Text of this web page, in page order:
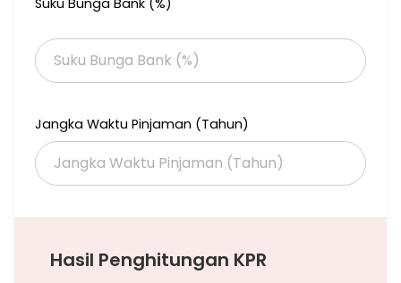
mewah custom model votti sliding door,
7. Ruang tamu sudah ada sofabed + sudah dekor wallpanel
pvc, ada side table, tv table jg tinggal bw tv sendiri.
LyjieM2 RA
Suku Bunga Bank (%)
Jangka Waktu Pinjaman (Tahun)
Hasil Penghitungan KPR